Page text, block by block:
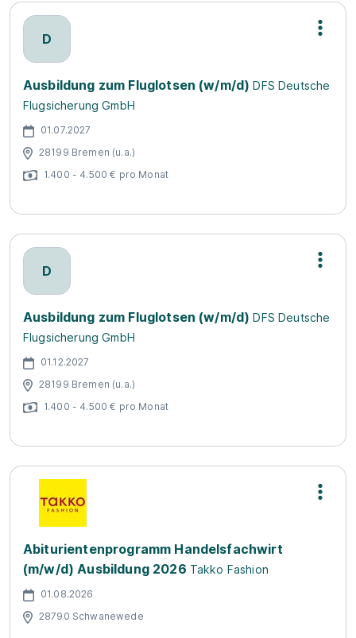
D
Ausbildung zum Fluglotsen (w/m/d) DFS Deutsche
Flugsicherung GmbH
01.07.2027
28199 Bremen (u.a.)
1.400 - 4.500 € pro Monat
D
Ausbildung zum Fluglotsen (w/m/d) DFS Deutsche
Flugsicherung GmbH
01.12.2027
28199 Bremen (u.a.)
1.400 - 4.500 € pro Monat
Abiturientenprogramm Handelsfachwirt
(m/w/d) Ausbildung 2026 Takko Fashion
01.08.2026
28790 Schwanewede